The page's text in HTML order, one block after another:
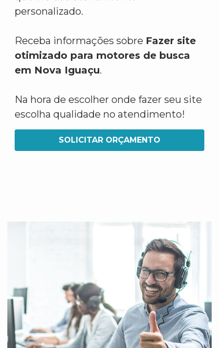
personalizado.
Receba informações sobre Fazer site
otimizado para motores de busca
em Nova Iguaçu.
Na hora de escolher onde fazer seu site
escolha qualidade no atendimento!
SOLICITAR ORÇAMENTO